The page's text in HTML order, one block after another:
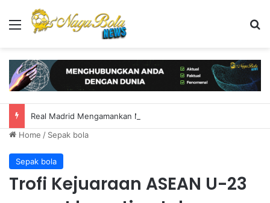
Menu
Home / Sepak bola
Sepak bola
Trofi Kejuaraan ASEAN U-23